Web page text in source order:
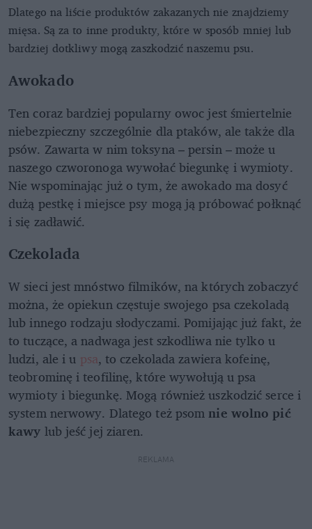
Dlatego na liście produktów zakazanych nie znajdziemy
mięsa. Są za to inne produkty, które w sposób mniej lub
bardziej dotkliwy mogą zaszkodzić naszemu psu.
Awokado
Ten coraz bardziej popularny owoc jest śmiertelnie
niebezpieczny szczególnie dla ptaków, ale także dla
psów. Zawarta w nim toksyna – persin – może u
naszego czworonoga wywołać biegunkę i wymioty.
Nie wspominając już o tym, że awokado ma dosyć
dużą pestkę i miejsce psy mogą ją próbować połknąć
i się zadławić.
Czekolada
W sieci jest mnóstwo filmików, na których zobaczyć
można, że opiekun częstuje swojego psa czekoladą
lub innego rodzaju słodyczami. Pomijając już fakt, że
to tuczące, a nadwaga jest szkodliwa nie tylko u
ludzi, ale i u psa, to czekolada zawiera kofeinę,
teobrominę i teofilinę, które wywołują u psa
wymioty i biegunkę. Mogą również uszkodzić serce i
system nerwowy. Dlatego też psomnie wolno pić
kawy lub jeść jej ziaren.
REKLAMA